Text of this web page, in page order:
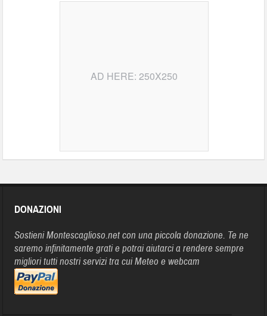
AD HERE: 250X250
DONAZIONI
Sostieni Montescaglioso.net con una piccola donazione. Te ne
saremo infinitamente grati e potrai aiutarci a rendere sempre
migliori tutti nostri servizi tra cui Meteo e webcam